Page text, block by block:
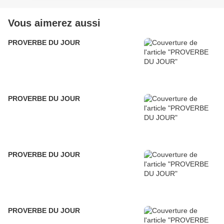
Vous aimerez aussi
PROVERBE DU JOUR
PROVERBE DU JOUR
PROVERBE DU JOUR
PROVERBE DU JOUR